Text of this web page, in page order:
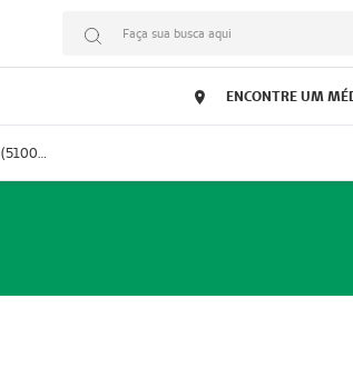
Faça sua busca aqui
ENCONTRE UM
Prestador Mosaicum Espaço Clínico Ltda (51004352-0)